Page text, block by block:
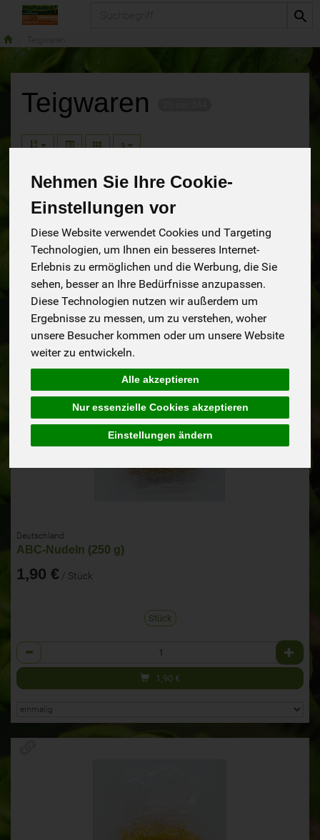
Nehmen Sie Ihre Cookie-
Einstellungen vor
Diese Website verwendet Cookies und Targeting
Technologien, um Ihnen ein besseres Internet-
Erlebnis zu ermöglichen und die Werbung, die Sie
sehen, besser an Ihre Bedürfnisse anzupassen.
Diese Technologien nutzen wir außerdem um
Ergebnisse zu messen, um zu verstehen, woher
unsere Besucher kommen oder um unsere Website
weiter zu entwickeln.
Alle akzeptieren
Nur essenzielle Cookies akzeptieren
Einstellungen ändern
Teigwaren
9
Deutschland
ABC-Nudeln (250 g)
1,90 € / Stück
Stück
Anzahl
1,90 €